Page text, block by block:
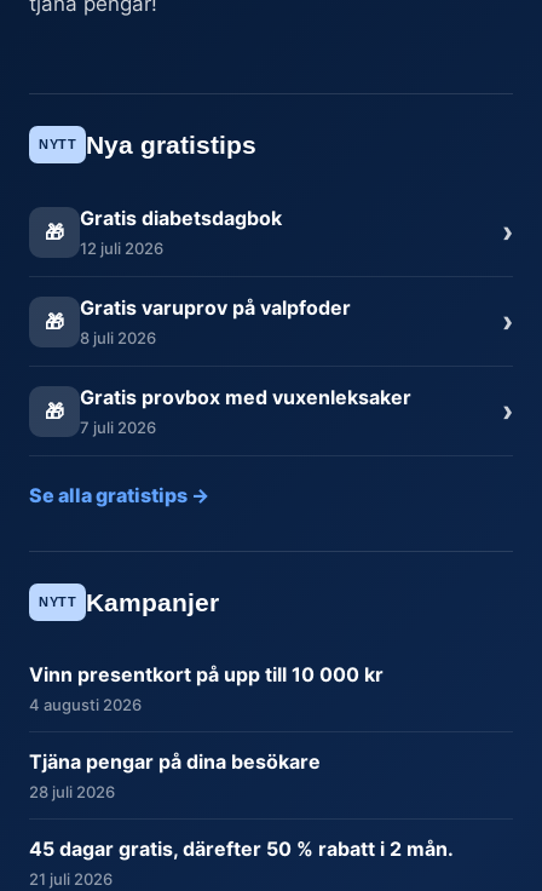
NYTT Nya gratistips
🎁
Gratis diabetsdagbok
12 juli 2026 ›
🎁
Gratis varuprov på valpfoder
8 juli 2026 ›
🎁
Gratis provbox med vuxenleksaker
7 juli 2026 ›
Se alla gratistips →
NYTT Kampanjer
Vinn presentkort på upp till 10 000 kr
4 augusti 2026
Tjäna pengar på dina besökare
28 juli 2026
45 dagar gratis, därefter 50 % rabatt i 2 mån.
21 juli 2026